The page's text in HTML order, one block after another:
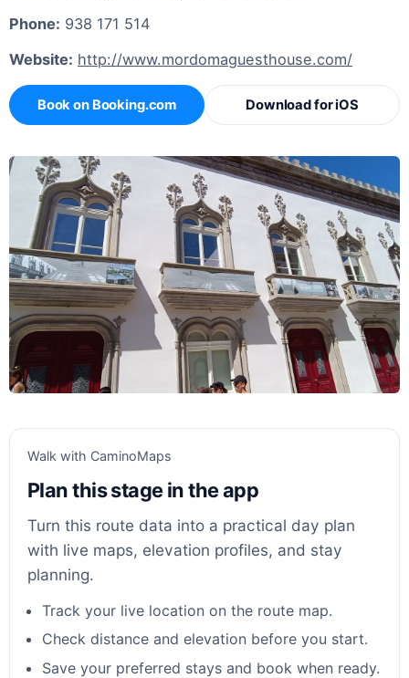
Phone: 938 171 514
Website: http://www.mordomaguesthouse.com/
Book on Booking.com Download for iOS
Walk with CaminoMaps
Plan this stage in the app
Turn this route data into a practical day plan
with live maps, elevation profiles, and stay
planning.
Track your live location on the route map.
Check distance and elevation before you start.
Save your preferred stays and book when ready.